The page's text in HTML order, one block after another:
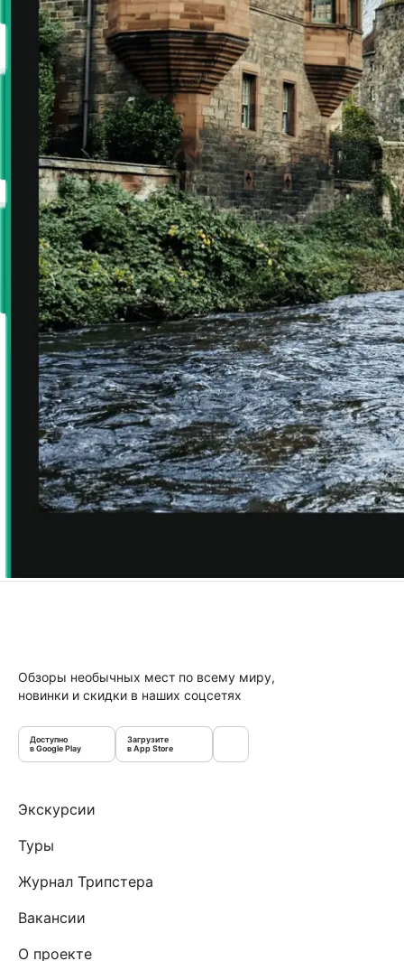
Обзоры необычных мест по всему миру,
новинки и скидки в наших соцсетях
Доступно
в Google Play
Загрузите
в App Store
Экскурсии
Туры
Журнал Трипстера
Вакансии
О проекте